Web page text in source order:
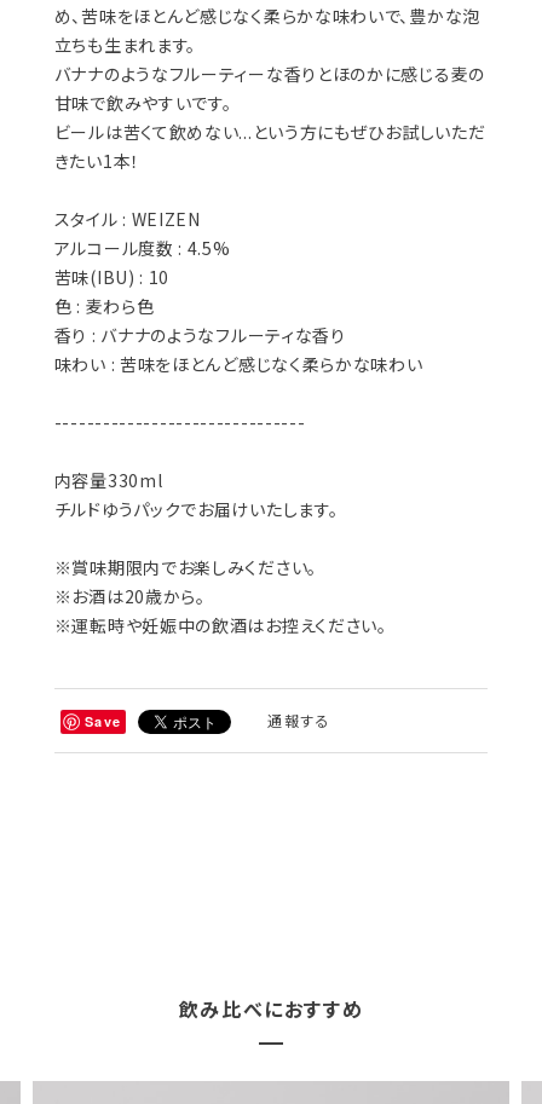
め、苦味をほとんど感じなく柔らかな味わいで、豊かな泡
立ちも生まれます。
バナナのようなフルーティーな香りとほのかに感じる麦の
甘味で飲みやすいです。
ビールは苦くて飲めない...という方にもぜひお試しいただ
きたい1本！
スタイル : WEIZEN
アルコール度数 : 4.5%
苦味(IBU) : 10
色 : 麦わら色
香り : バナナのようなフルーティな香り
味わい : 苦味をほとんど感じなく柔らかな味わい
-------------------------------
内容量330ml
チルドゆうパックでお届けいたします。
※賞味期限内でお楽しみください。
※お酒は20歳から。
※運転時や妊娠中の飲酒はお控えください。
Save 通報する
飲み比べにおすすめ